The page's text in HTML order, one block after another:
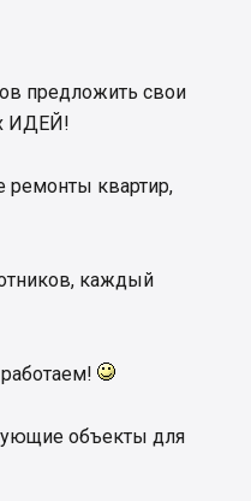
предложить свои
ИДЕЙ!
квартир,
каждый
объекты для